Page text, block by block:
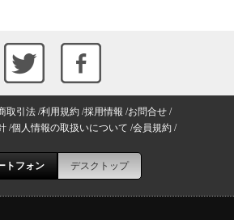
取引法 利用規約 採用情報 お問合せ
個人情報の取扱いについて 会員規約
トフォン デスクトップ